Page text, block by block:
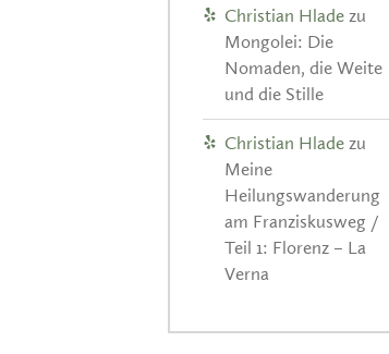
Christian Hlade zu
Mongolei: Die
Nomaden, die Weite
und die Stille
Christian Hlade zu
Meine
Heilungswanderung
am Franziskusweg /
Teil 1: Florenz – La
Verna